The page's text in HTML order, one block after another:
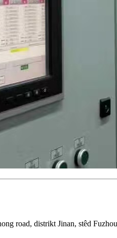
road, distrikt Jinan, stêd